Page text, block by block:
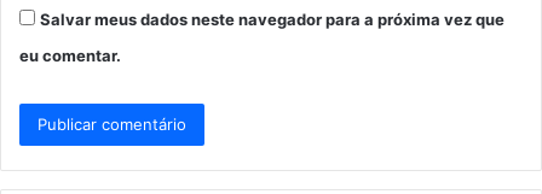
Salvar meus dados neste navegador para a próxima vez que
eu comentar.